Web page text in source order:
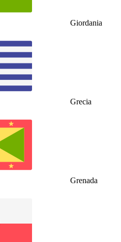
Giordania
Grecia
Grenada